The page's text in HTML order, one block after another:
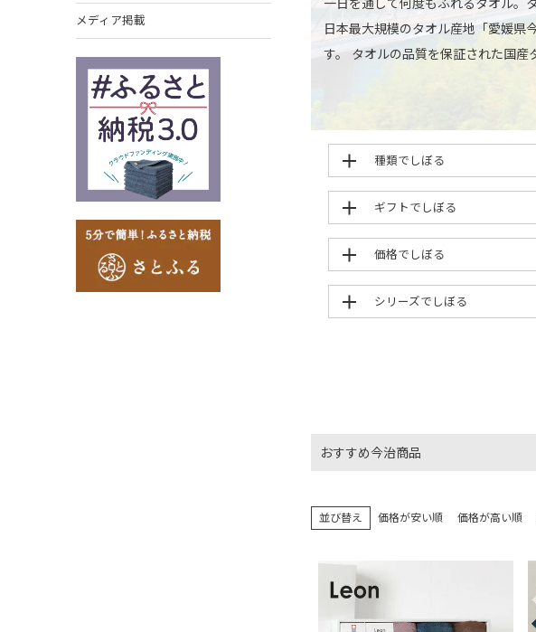
メディア掲載
一日を通して何度もふれるタオル。
日本最大規模のタオル産地「愛媛県
す。 タオルの品質を保証された国産
種類でしぼる
ギフトでしぼる
価格でしぼる
シリーズでしぼる
おすすめ今治商品
並び替え 価格が安い順 価格が高い順